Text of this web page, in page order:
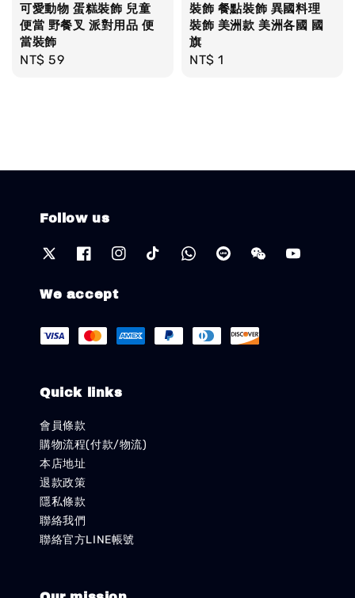
可愛動物 蛋糕裝飾 兒童
便當 野餐叉 派對用品 便
當裝飾
Regular
NT$ 59
裝飾 餐點裝飾 異國料理
裝飾 美洲款 美洲各國 國
旗
Regular
NT$ 1
Follow us
We accept
Quick links
會員條款
購物流程(付款/物流)
本店地址
退款政策
隱私條款
聯絡我們
聯絡官方LINE帳號